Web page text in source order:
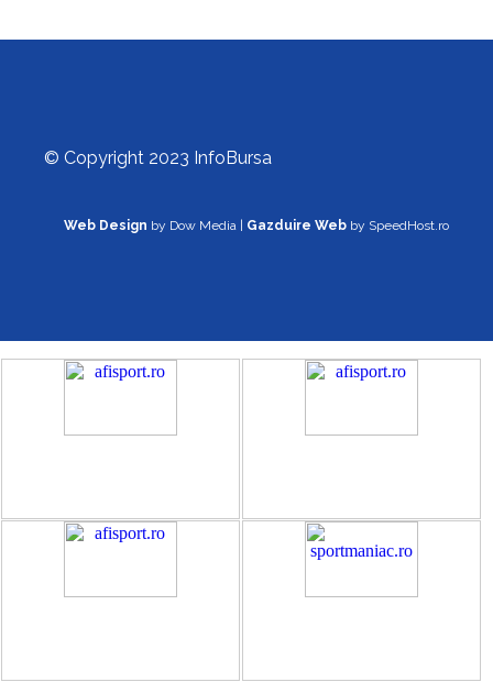
© Copyright 2023 InfoBursa
Web Design by Dow Media | Gazduire Web by SpeedHost.ro